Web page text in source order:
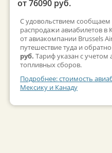
от 76090 руб.
С удовольствием сообщаем
распродажи авиабилетов
от авиакомпании Brussels
путешествие туда и
руб. Тариф указан с учетом
топливных сборов.
Подробнее: стоимость
Мексику и Канаду